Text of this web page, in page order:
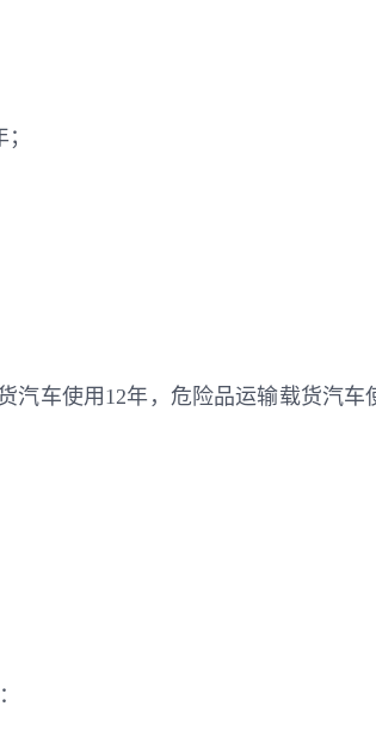
车使用12年，危险品运输载货汽车